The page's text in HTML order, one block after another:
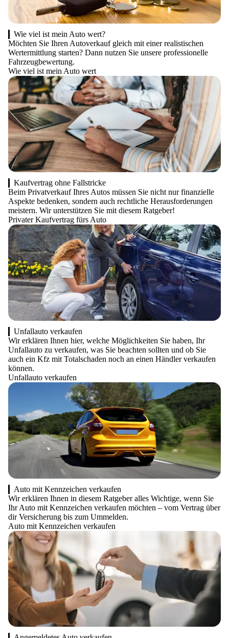
Wie viel ist mein Auto wert?
Möchten Sie Ihren Autoverkauf gleich mit einer realistischen
Wertermittlung starten? Dann nutzen Sie unsere professionelle
Fahrzeugbewertung.
Wie viel ist mein Auto wert
Kaufvertrag ohne Fallstricke
Beim Privatverkauf Ihres Autos müssen Sie nicht nur finanzielle
Aspekte bedenken, sondern auch rechtliche Herausforderungen
meistern. Wir unterstützen Sie mit diesem Ratgeber!
Privater Kaufvertrag fürs Auto
Unfallauto verkaufen
Wir erklären Ihnen hier, welche Möglichkeiten Sie haben, Ihr
Unfallauto zu verkaufen, was Sie beachten sollten und ob Sie
auch ein Kfz mit Totalschaden noch an einen Händler verkaufen
können.
Unfallauto verkaufen
Auto mit Kennzeichen verkaufen
Wir erklären Ihnen in diesem Ratgeber alles Wichtige, wenn Sie
Ihr Auto mit Kennzeichen verkaufen möchten – vom Vertrag über
dir Versicherung bis zum Ummelden.
Auto mit Kennzeichen verkaufen